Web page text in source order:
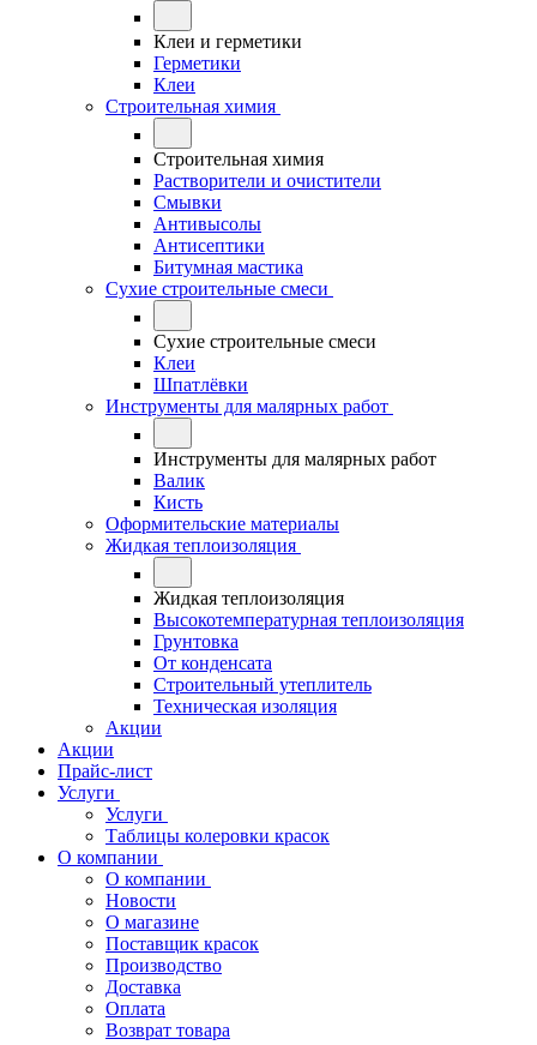
Клеи и герметики
Герметики
Клеи
Строительная химия
Строительная химия
Растворители и очистители
Смывки
Антивысолы
Антисептики
Битумная мастика
Сухие строительные смеси
Сухие строительные смеси
Клеи
Шпатлёвки
Инструменты для малярных работ
Инструменты для малярных работ
Валик
Кисть
Оформительские материалы
Жидкая теплоизоляция
Жидкая теплоизоляция
Высокотемпературная теплоизоляция
Грунтовка
От конденсата
Строительный утеплитель
Техническая изоляция
Акции
Акции
Прайс-лист
Услуги
Услуги
Таблицы колеровки красок
О компании
О компании
Новости
О магазине
Поставщик красок
Производство
Доставка
Оплата
Возврат товара